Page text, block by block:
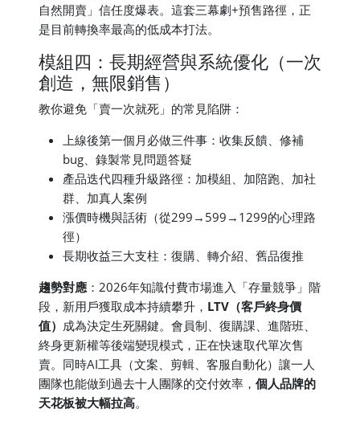
自然開賣」信任度爆表。這套三幕劇+預售路徑，正
是目前轉換率最高的低成本打法。
模組四：長期經營與系統優化（一次
創造，無限銷售）
教你避免「賣一次就死」的常見陷阱：
上線後第一個月必做三件事：收集反饋、修補
bug、錄製常見問題答疑
產品迭代四種升級路徑：加模組、加陪跑、加社
群、加真人案例
漲價時機與話術（從299→599→1299的心理路
徑）
長期收益三大支柱：復購、轉介紹、舊品復推
趨勢對應 ：2026年知識付費市場進入「存量競爭」階
段，新用戶獲取成本持續攀升， LTV（客戶終身價
值） 成為決定生死關鍵。會員制、復購課、進階班、
終身更新權等後端變現模式，正在快速取代單次售
賣。同時AI工具（文案、剪輯、客服自動化）讓一人
團隊也能做到過去十人團隊的交付效率， 個人品牌的
天花板被大幅拉高。